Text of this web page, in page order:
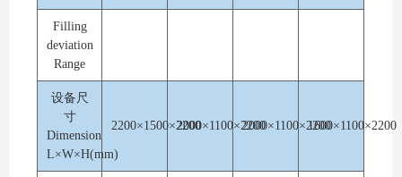
Filling
deviation
Range
设备尺
寸
Dimension
L×W×H(mm)
2200×1500×22002000×1100×22002000×1100×22001600×1100×2200